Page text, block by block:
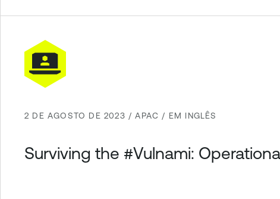
2 DE AGOSTO DE 2023 / APAC / EM INGLÊS
Surviving the #Vulnami: